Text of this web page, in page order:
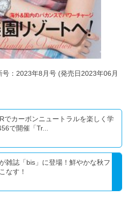
：2023年8月号 (発売日2023年06月
でカーボンニュートラルを楽しく学
で開催「Tr...
雑誌「bis」に登場！鮮やかな秋フ
なす！